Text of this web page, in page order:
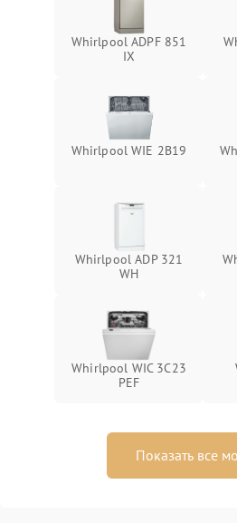
Whirlpool ADPF 851
IX
Whirlpool WIE 2B19
Whirlpool ADP 321
WH
Whirlpool WIC 3C23
PEF
Показать все